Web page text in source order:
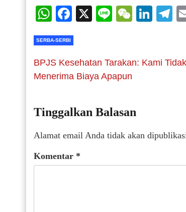
WhatsApp
Facebook
X Line
SERBA-SERBI
BPJS Kesehatan Tarakan: Kami
Menerima Biaya Apapun
Tinggalkan Balasan
Alamat email Anda tidak akan
Komentar *